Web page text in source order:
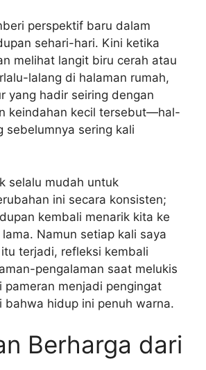
perspektif baru dalam
sehari-hari. Kini ketika
melihat langit biru cerah atau
lalang di halaman rumah,
yang hadir seiring dengan
keindahan kecil tersebut—hal-
sebelumnya sering kali
selalu mudah untuk
ini secara konsisten;
kembali menarik kita ke
Namun setiap kali saya
terjadi, refleksi kembali
pengalaman saat melukis
pameran menjadi pengingat
bahwa hidup ini penuh warna.
Berharga dari